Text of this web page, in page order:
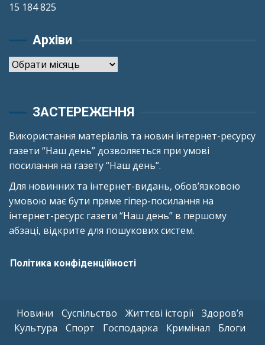
15 184 825
Архіви
Архіви
ЗАСТЕРЕЖЕННЯ
Використання матеріалів та новин інтернет-ресурсу
газети “Наш день” дозволяється при умові
посилання на газету “Наш день”.
Для новинних та інтернет-видань, обов’язковою
умовою має бути пряме гіпер-посилання на
інтернет-ресурс газети “Наш день” в першому
абзаці, відкрите для пошукових систем.
Політика конфіденційності
Новини Суспільство Життєві історії
Здоров’я
Культура
Спорт Господарка Кримінал Блоги